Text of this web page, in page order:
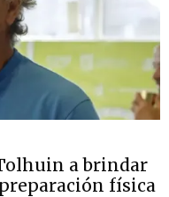
a brindar
física